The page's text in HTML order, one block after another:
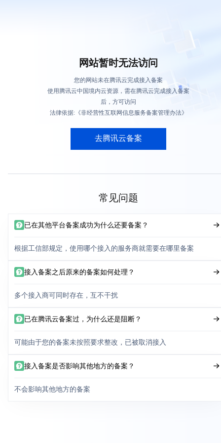
网站暂时无法访问
您的网站未在腾讯云完成接入备案
使用腾讯云中国境内云资源，需在腾讯云完成接入备案
后，方可访问
法律依据:《非经营性互联网信息服务备案管理办法》
去腾讯云备案
常见问题
已在其他平台备案成功为什么还要备案？
根据工信部规定，使用哪个接入的服务商就需要在哪里备案
接入备案之后原来的备案如何处理？
多个接入商可同时存在，互不干扰
已在腾讯云备案过，为什么还是阻断？
可能由于您的备案未按照要求整改，已被取消接入
接入备案是否影响其他地方的备案？
不会影响其他地方的备案